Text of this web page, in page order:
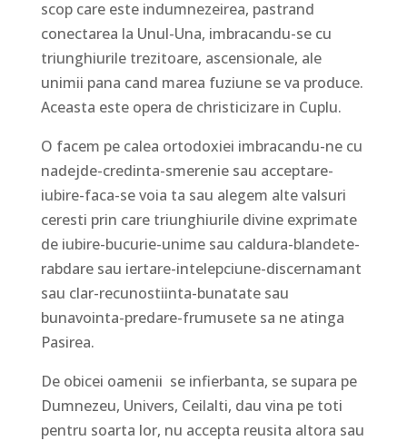
scop care este indumnezeirea, pastrand
conectarea la Unul-Una, imbracandu-se cu
triunghiurile trezitoare, ascensionale, ale
unimii pana cand marea fuziune se va produce.
Aceasta este opera de christicizare in Cuplu.
O facem pe calea ortodoxiei imbracandu-ne cu
nadejde-credinta-smerenie sau acceptare-
iubire-faca-se voia ta sau alegem alte valsuri
ceresti prin care triunghiurile divine exprimate
de iubire-bucurie-unime sau caldura-blandete-
rabdare sau iertare-intelepciune-discernamant
sau clar-recunostiinta-bunatate sau
bunavointa-predare-frumusete sa ne atinga
Pasirea.
De obicei oamenii se infierbanta, se supara pe
Dumnezeu, Univers, Ceilalti, dau vina pe toti
pentru soarta lor, nu accepta reusita altora sau